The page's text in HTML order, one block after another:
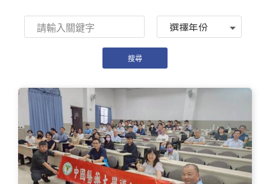
Open submenu (相關法規及檔案下載)
相關法規及檔案下載
Year